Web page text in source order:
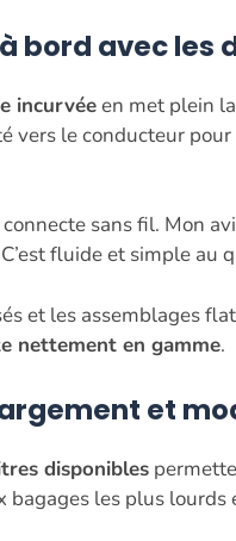
bord avec les
incurvéeen met plein
vers le conducteur
sans fil. Mon
fluide et simple au
et les assemblages
nettement en gamme.
et
disponibles
bagages les plus